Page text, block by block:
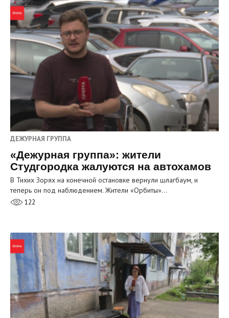
ДЕЖУРНАЯ ГРУППА
«Дежурная группа»: жители
Студгородка жалуются на автохамов
В Тихих Зорях на конечной остановке вернули шлагбаум, и
теперь он под наблюдением. Жители «Орбиты»…
122